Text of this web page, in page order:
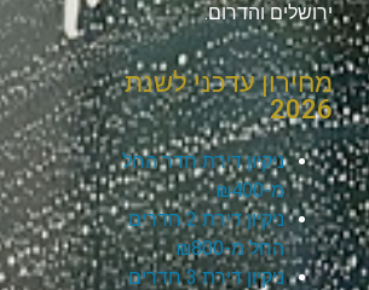
ירושלים והדרום.
מחירון עדכני לשנת
2026
ניקיון דירת חדר החל
מ-₪400
ניקיון דירת 2 חדרים
החל מ-₪800
ניקיון דירת 3 חדרים